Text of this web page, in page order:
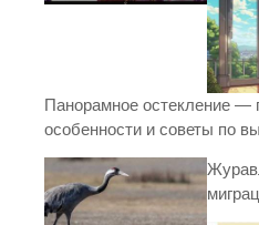
Панорамное остекление —
особенности и советы по